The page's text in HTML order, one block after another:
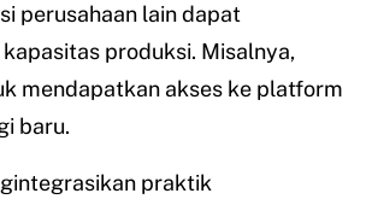
perusahaan lain dapat
produksi. Misalnya,
mendapatkan akses ke platform
baru.
praktik